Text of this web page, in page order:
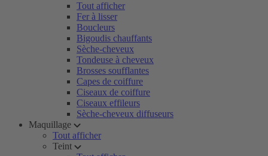
Tout afficher
Fer à lisser
Boucleurs
Bigoudis chauffants
Sèche-cheveux
Tondeuse à cheveux
Brosses soufflantes
Capes de coiffure
Ciseaux de coiffure
Ciseaux effileurs
Sèche-cheveux diffuseurs
Maquillage
Tout afficher
Teint